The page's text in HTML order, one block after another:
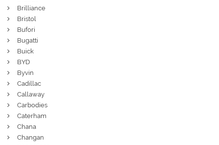
Brilliance
Bristol
Bufori
Bugatti
Buick
BYD
Byvin
Cadillac
Callaway
Carbodies
Caterham
Chana
Changan